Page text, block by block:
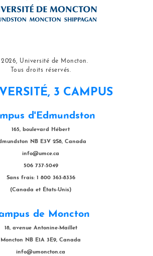
Université de Moncton.
Tous droits réservés.
3 CAMPUS
d'Edmundston
165, boulevard Hébert
NB E3V 2S8, Canada
info@umce.ca
506 737-5049
Sans frais: 1 800 363-8336
(Canada et États-Unis)
de Moncton
18, avenue Antonine-Maillet
Moncton NB E1A 3E9, Canada
info@umoncton.ca